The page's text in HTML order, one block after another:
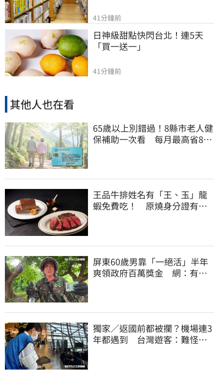
41分鐘前
日神級甜點快閃台北！連5天
「買一送一」
41分鐘前
其他人也在看
65歲以上別錯過！8縣市老人健
保補助一次看 每月最高省826
王品牛排姓名有「王、玉」龍
蝦免費吃！ 原燒身分證有
屏東60歲男靠「一絕活」半年
爽領政府百萬獎金 網：有人
獨家／返國前都被攔？機場連3
年都遇到 台灣遊客：難怪日